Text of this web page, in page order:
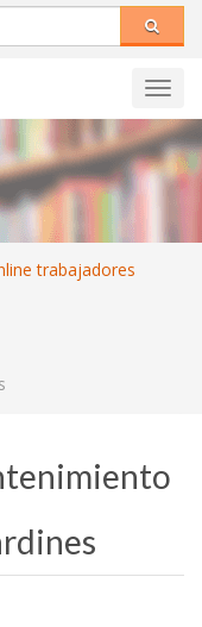
trabajadores